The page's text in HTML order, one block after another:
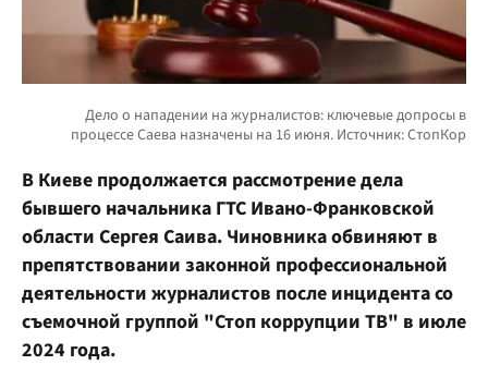
В Киеве продолжается рассмотрение дела
бывшего начальника ГТС Ивано-Франковской
области Сергея Саива. Чиновника обвиняют в
препятствовании законной профессиональной
деятельности журналистов после инцидента со
съемочной группой "Стоп коррупции ТВ" в июле
2024 года.